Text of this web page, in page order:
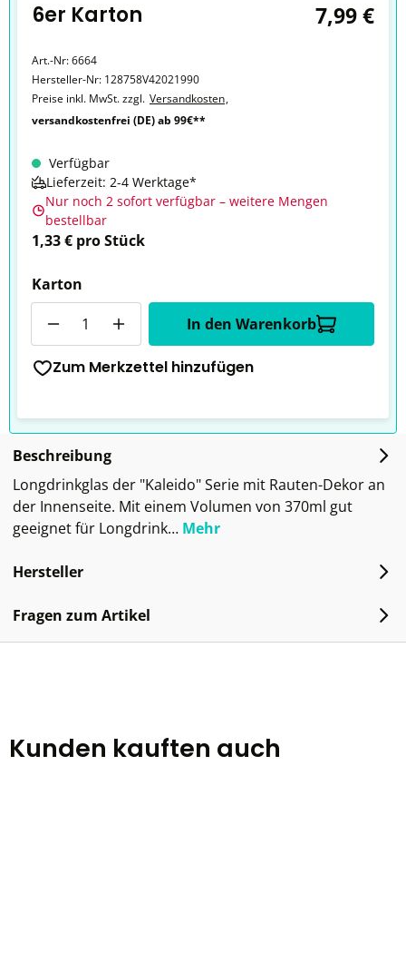
6er Karton 7,99 €
Art.-Nr:6664
Hersteller-Nr: 128758V42021990
Preise inkl. MwSt. zzgl. Versandkosten,
versandkostenfrei (DE) ab 99€**
Verfügbar
Lieferzeit: 2-4 Werktage*
Nur noch 2 sofort verfügbar – weitere Mengen
bestellbar
1,33 € pro Stück
Karton
In den Warenkorb
Zum Merkzettel hinzufügen
Beschreibung
Longdrinkglas der "Kaleido" Serie mit Rauten-Dekor an
der Innenseite. Mit einem Volumen von 370ml gut
geeignet für Longdrink… Mehr
Hersteller
Fragen zum Artikel
Kunden kauften auch